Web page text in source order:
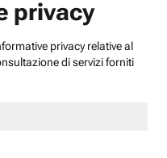
privacy
privacy relative al
di servizi forniti